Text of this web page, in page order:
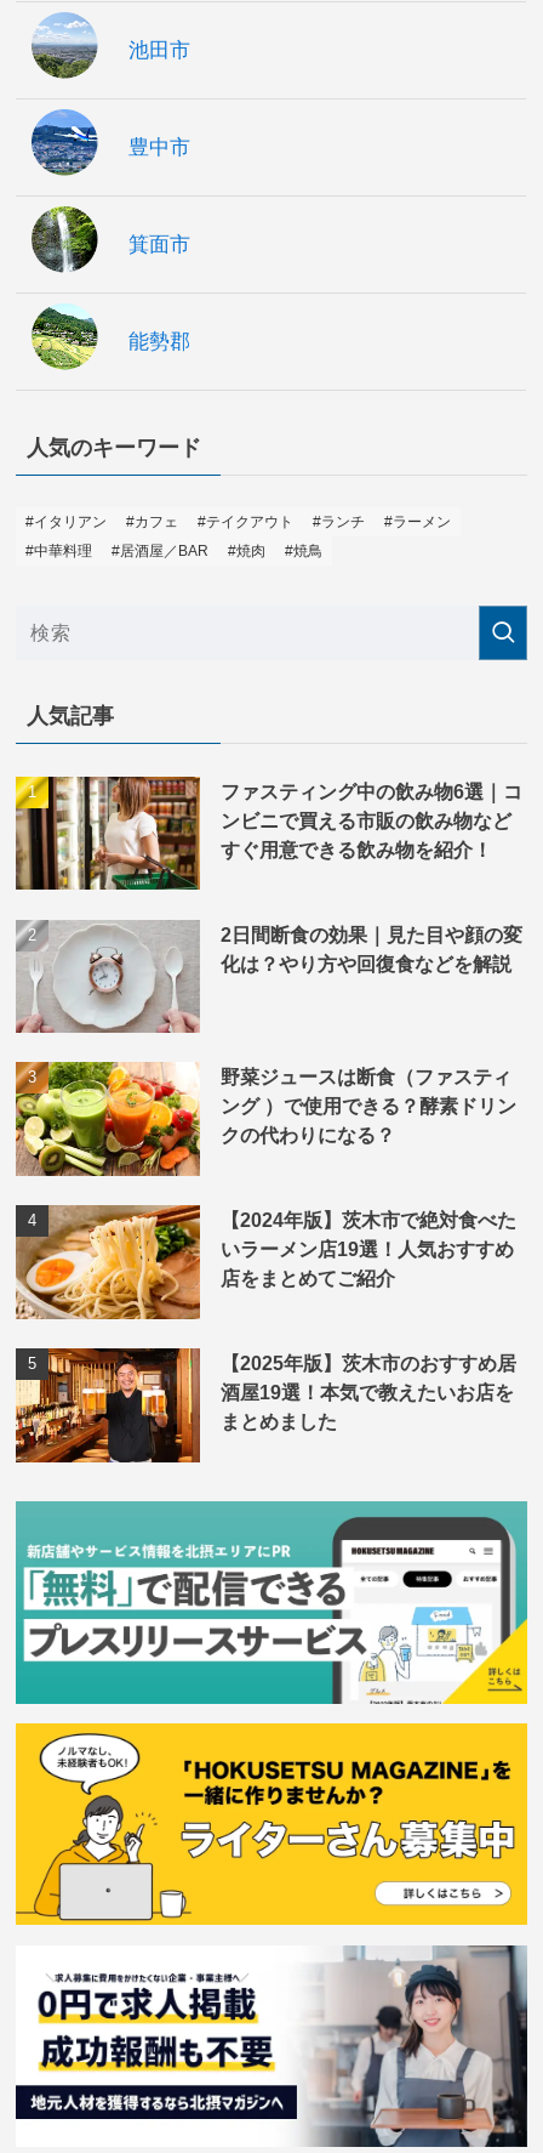
池田市
豊中市
箕面市
能勢郡
人気のキーワード
#イタリアン #カフェ #テイクアウト #ランチ
#ラーメン
#中華料理
#居酒屋／BAR #焼肉 #焼鳥
人気記事
ファスティング中の飲み物6選｜コ
ンビニで買える市販の飲み物など
すぐ用意できる飲み物を紹介！
2日間断食の効果｜見た目や顔の変
化は？やり方や回復食などを解説
野菜ジュースは断食（ファスティ
ング ）で使用できる？酵素ドリン
クの代わりになる？
【2024年版】茨木市で絶対食べた
いラーメン店19選！人気おすすめ
店をまとめてご紹介
【2025年版】茨木市のおすすめ居
酒屋19選！本気で教えたいお店を
まとめました